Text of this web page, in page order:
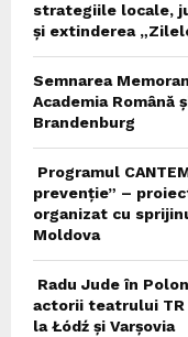
strategiile locale,
și extinderea
Semnarea
Academia Română
Brandenburg
Programul
prevenție” –
organizat cu
Moldova
Radu Jude în
actorii teatrului TR
la Łódź și Varșovia